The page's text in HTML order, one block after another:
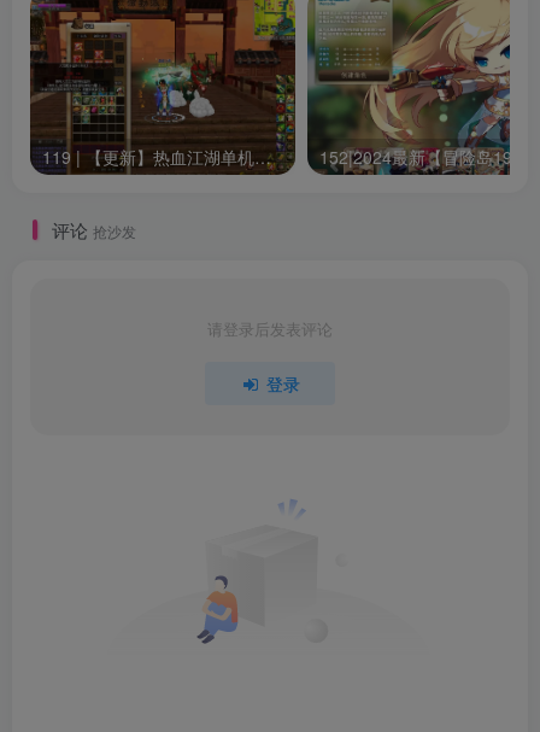
119 | 【更新】热血江湖单机网游20.0版一键端GM无限元宝虚拟机安装简单
评论 抢沙发
请登录后发表评论
登录